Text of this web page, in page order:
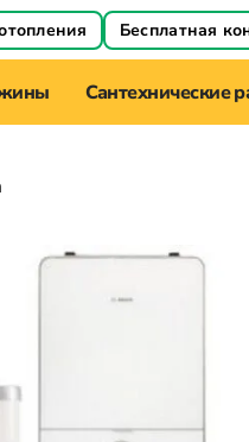
Бесплатная
Сантехнические